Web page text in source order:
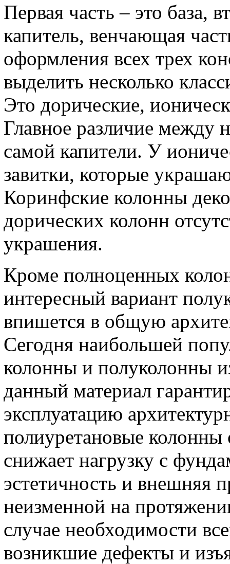
Первая часть – это база,
капитель, венчающая
оформления всех трех
выделить несколько
Это дорические,
Главное различие между
самой капители. У
завитки, которые
Коринфские колонны
дорических колонн
украшения.
Кроме полноценных
интересный вариант
впишется в общую
Сегодня наибольшей
колонны и полуколонны
данный материал
эксплуатацию
полиуретановые колонны
снижает нагрузку с
эстетичность и внешняя
неизменной на
случае необходимости
возникшие дефекты и